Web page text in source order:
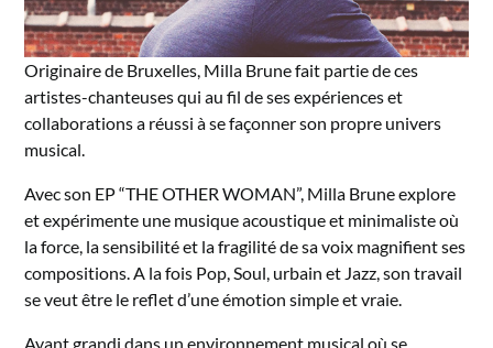
Originaire de Bruxelles, Milla Brune fait partie de ces
artistes-chanteuses qui au fil de ses expériences et
collaborations a réussi à se façonner son propre univers
musical.
Avec son EP “THE OTHER WOMAN”, Milla Brune explore
et expérimente une musique acoustique et minimaliste où
la force, la sensibilité et la fragilité de sa voix magnifient ses
compositions. A la fois Pop, Soul, urbain et Jazz, son travail
se veut être le reflet d’une émotion simple et vraie.
Ayant grandi dans un environnement musical où se